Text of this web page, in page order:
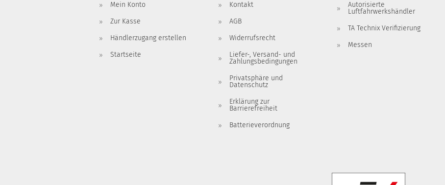
Mein Konto
Zur Kasse
Händlerzugang erstellen
Startseite
Kontakt
AGB
Widerrufsrecht
Liefer-, Versand- und
Zahlungsbedingungen
Privatsphäre und
Datenschutz
Erklärung zur
Barrierefreiheit
Batterieverordnung
Autorisierte
Luftfahrwerkshändler
TA Technix Verifizierung
Messen